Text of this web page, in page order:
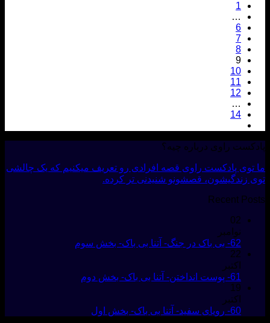
1
…
6
7
8
9
10
11
12
…
14
پادکست راوی درباره چیه؟
ما توی پادکست راوی قصه افرادی رو تعریف میکنیم که یک چالشی
توی زندگیشون، قصشونو شنیدنی تر کرده.
Recent Posts
02
نوامبر
62- بی باک در جنگ- آتنا بی باک- بخش سوم
22
اکتبر
61- پوست انداختن- آتنا بی باک- بخش دوم
19
اکتبر
60- رویای سفید- آتنا بی باک- بخش اول